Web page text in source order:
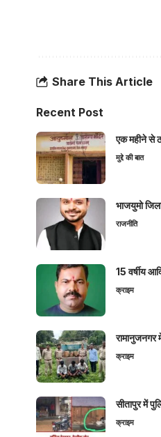
Share This Article
Recent Post
एक महीने से
मुद्दे की बात
भाजयुमो
राजनीति
15 वर्षीय
क्राइम
रामानुजनगर
क्राइम
सीतापुर में
क्राइम